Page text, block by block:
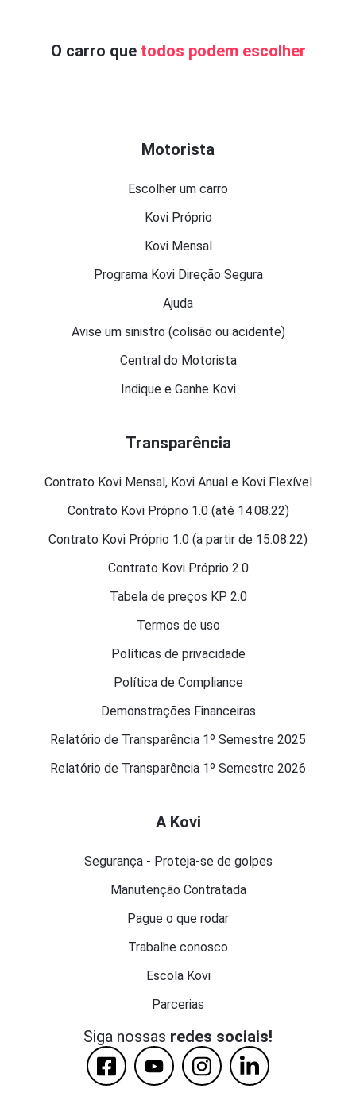
O carro que todos podem escolher
Motorista
Escolher um carro
Kovi Próprio
Kovi Mensal
Programa Kovi Direção Segura
Ajuda
Avise um sinistro (colisão ou acidente)
Central do Motorista
Indique e Ganhe Kovi
Transparência
Contrato Kovi Mensal, Kovi Anual e Kovi Flexível
Contrato Kovi Próprio 1.0 (até 14.08.22)
Contrato Kovi Próprio 1.0 (a partir de 15.08.22)
Contrato Kovi Próprio 2.0
Tabela de preços KP 2.0
Termos de uso
Políticas de privacidade
Política de Compliance
Demonstrações Financeiras
Relatório de Transparência 1º Semestre 2025
Relatório de Transparência 1º Semestre 2026
A Kovi
Segurança - Proteja-se de golpes
Manutenção Contratada
Pague o que rodar
Trabalhe conosco
Escola Kovi
Parcerias
Siga nossas redes sociais!